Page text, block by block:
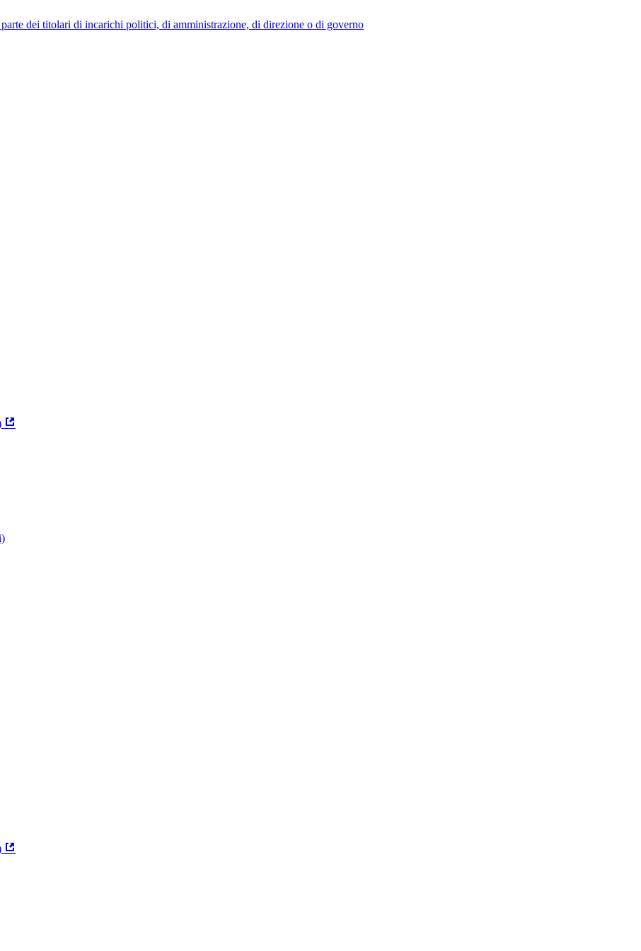
dei titolari di incarichi politici, di amministrazione, di direzione o di governo